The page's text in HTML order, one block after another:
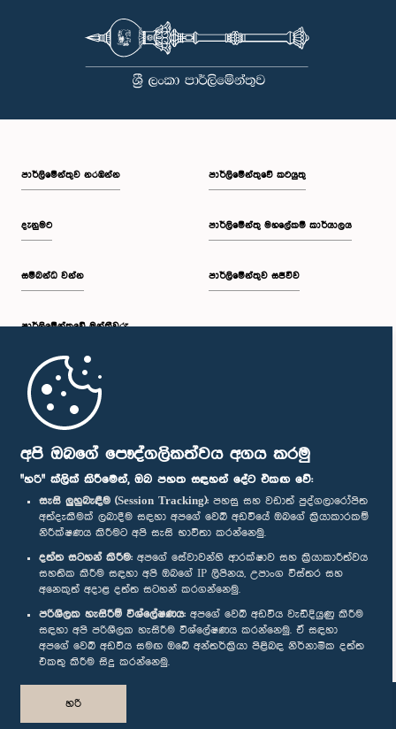
අපි ඔබගේ පෞද්ගලිකත්වය අගය කරමු
"හරි" ක්ලික් කිරීමෙන්, ඔබ පහත සඳහන් දේට එකඟ වේ:
සැසි ලුහුබැඳීම (Session Tracking): පහසු සහ වඩාත් පුද්ගලාරෝපිත
අත්දැකීමක් ලබාදීම සඳහා අපගේ වෙබ් අඩවියේ ඔබගේ ක්‍රියාකාරකම්
නිරීක්ෂණය කිරීමට අපි සැසි භාවිතා කරන්නෙමු.
දත්ත සටහන් කිරීම: අපගේ සේවාවන්හි ආරක්ෂාව සහ ක්‍රියාකාරීත්වය
සහතික කිරීම සඳහා අපි ඔබගේ IP ලිපිනය, උපාංග විස්තර සහ
අනෙකුත් අදාළ දත්ත සටහන් කරගන්නෙමු.
පරිශීලක හැසිරීම් විශ්ලේෂණය: අපගේ වෙබ් අඩවිය වැඩිදියුණු කිරීම
සඳහා අපි පරිශීලක හැසිරීම විශ්ලේෂණය කරන්නෙමු. ඒ සඳහා
අපගේ වෙබ් අඩවිය සමඟ ඔබේ අන්තර්ක්‍රියා පිළිබඳ නිර්නාමික දත්ත
එකතු කිරීම සිදු කරන්නෙමු.
හරි
පාර්ලි‌මේන්තුව නරඹන්න
දැනුමට
සම්බන්ධ වන්න
පාර්ලි‌මේන්තුවේ මන්ත්‍රීවරු
මුල් පිටුව
පාර්ලිමේන්තුවේ කටයුතු
පාර්ලිමේන්තු මහලේකම් කාර්යාලය
පාර්ලිමේන්තුව සජීවීව
පාර්ලිමේන්තු ජංගම යෙදුම
අප හා සම්බන්ධ වී සිටින්න :
සම්මාන
පෞද්ගලිකත්ව ප්‍රතිපත්තිය